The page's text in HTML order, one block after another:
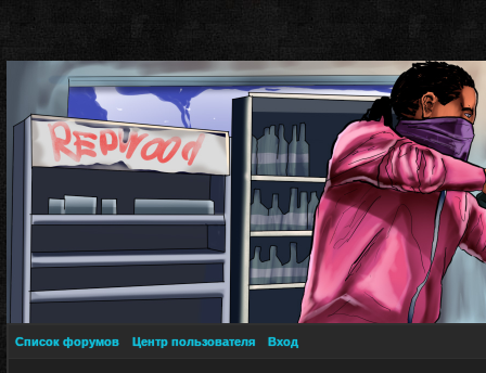
Список форумов Центр пользователя Вход